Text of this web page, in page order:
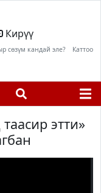
Кирүү
сөзүм кандай эле? Каттоо
этти»